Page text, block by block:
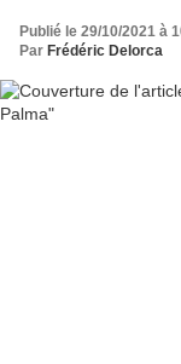
Publié le 29/10/2021 à
Par Frédéric Delorca